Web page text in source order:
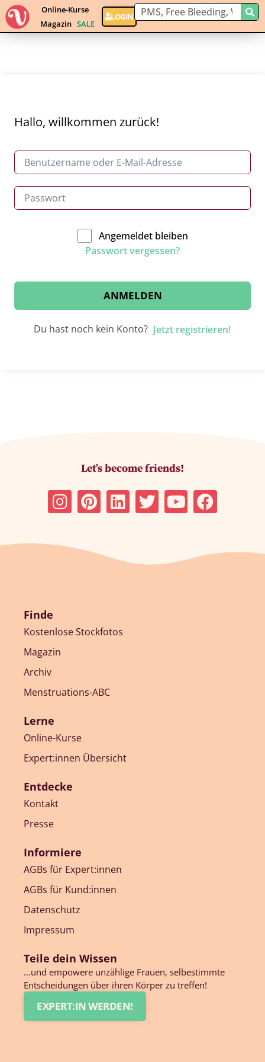
Online-Kurse
Magazin SALE
LOGIN
Hallo, willkommen zurück!
Angemeldet bleiben
Passwort vergessen?
ANMELDEN
Du hast noch kein Konto? Jetzt registrieren!
Let’s become friends!
Finde
Kostenlose Stockfotos
Magazin
Archiv
Menstruations-ABC
Lerne
Online-Kurse
Expert:innen Übersicht
Entdecke
Kontakt
Presse
Informiere
AGBs für Expert:innen
AGBs für Kund:innen
Datenschutz
Impressum
Teile dein Wissen
…und empowere unzählige Frauen, selbestimmte
Entscheidungen über ihren Körper zu treffen!
EXPERT:IN WERDEN!